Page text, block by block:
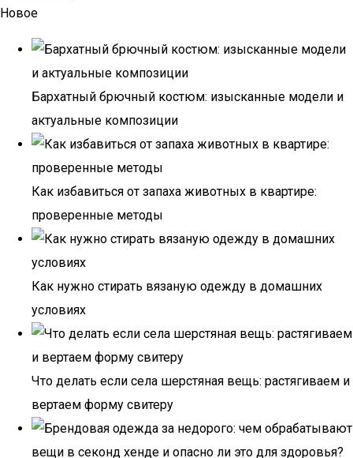
Новое
Бархатный брючный костюм: изысканные модели и
актуальные композиции
Как избавиться от запаха животных в квартире:
проверенные методы
Как нужно стирать вязаную одежду в домашних
условиях
Что делать если села шерстяная вещь: растягиваем и
вертаем форму свитеру